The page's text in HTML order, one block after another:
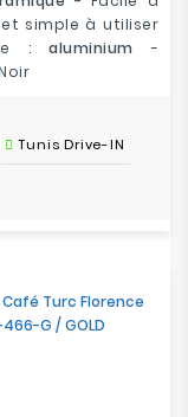
simple à utiliser
:aluminium -
Tunis Drive-IN
Turc Florence
G / GOLD